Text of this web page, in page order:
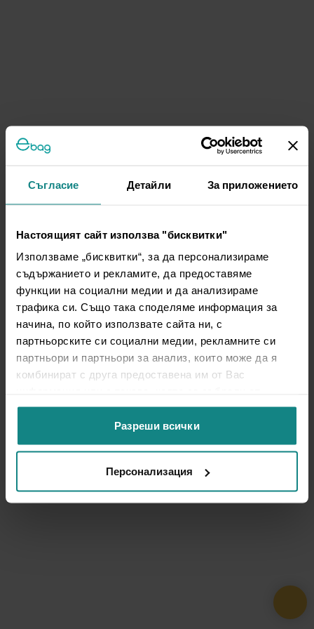
Съгласие Детайли За приложението
Настоящият сайт използва "бисквитки"
Използваме „бисквитки“, за да персонализираме
съдържанието и рекламите, да предоставяме
функции на социални медии и да анализираме
трафика си. Също така споделяме информация за
начина, по който използвате сайта ни, с
партньорските си социални медии, рекламните си
партньори и партньори за анализ, които може да я
комбинират с друга предоставена им от Вас
ползването от Ваша страна на услугите им.
Разреши всички
Персонализация